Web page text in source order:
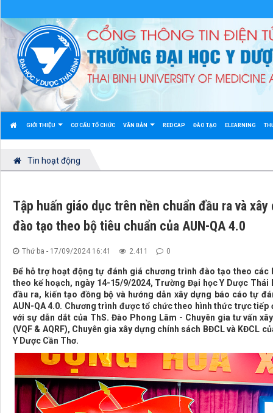
GIỚI THIỆU CƠ CẤU TỔ CHỨC VĂN BẢN REDCAP ĐÀO TẠO ELEARNING
Tin hoạt động
Tập huấn giáo dục trên nền chuẩn đầu ra và
đào tạo theo bộ tiêu chuẩn của AUN-QA 4.0
Thứ ba - 17/09/2024 16:41 2.411 0
Để hỗ trợ hoạt động tự đánh giá chương trình đào tạo theo
theo kế hoạch, ngày 14-15/9/2024, Trường Đại học Y Dược
đầu ra, kiến tạo đồng bộ và hướng dẫn xây dựng báo cáo tự
AUN-QA 4.0. Chương trình được tổ chức theo hình thức trực
với sự dẫn dắt của ThS. Đào Phong Lâm - Chuyên gia tư vấn
(VQF & AQRF), Chuyên gia xây dựng chính sách BĐCL và KĐCL
Y Dược Cần Thơ.